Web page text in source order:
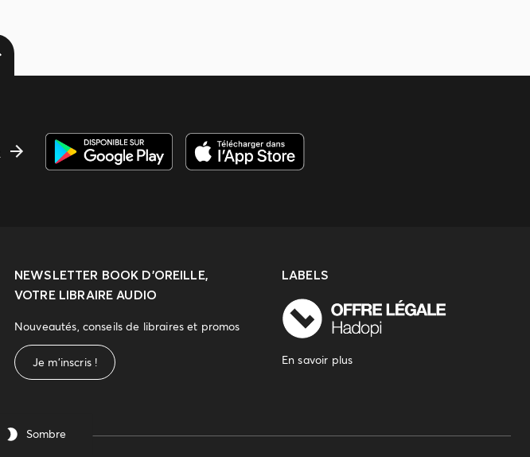
NEWSLETTER BOOK D’OREILLE,
VOTRE LIBRAIRE AUDIO
Nouveautés, conseils de libraires et promos
Je m'inscris !
LABELS
En savoir plus
Sombre